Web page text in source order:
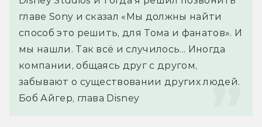
главе Sony и сказал «Мы должны найти
способ это решить, для Тома и фанатов». И
мы нашли. Так всё и случилось... Иногда
компании, общаясь друг с другом,
забывают о существовании других людей.
Боб Айгер, глава Disney